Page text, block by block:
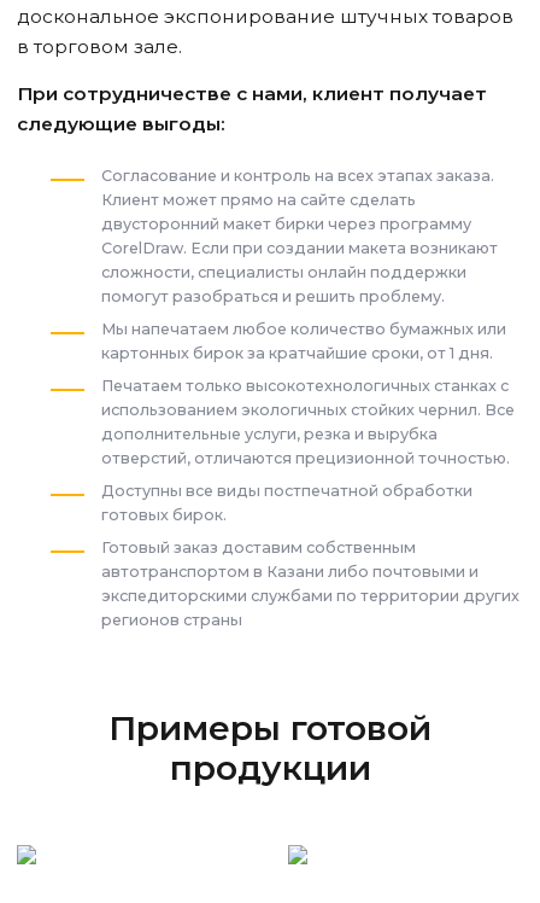
доскональное экспонирование штучных товаров
в торговом зале.
При сотрудничестве с нами, клиент получает
следующие выгоды:
Согласование и контроль на всех этапах заказа.
Клиент может прямо на сайте сделать
двусторонний макет бирки через программу
CorelDraw. Если при создании макета возникают
сложности, специалисты онлайн поддержки
помогут разобраться и решить проблему.
Мы напечатаем любое количество бумажных или
картонных бирок за кратчайшие сроки, от 1 дня.
Печатаем только высокотехнологичных станках с
использованием экологичных стойких чернил. Все
дополнительные услуги, резка и вырубка
отверстий, отличаются прецизионной точностью.
Доступны все виды постпечатной обработки
готовых бирок.
Готовый заказ доставим собственным
автотранспортом в Казани либо почтовыми и
экспедиторскими службами по территории других
регионов страны
Примеры готовой
продукции